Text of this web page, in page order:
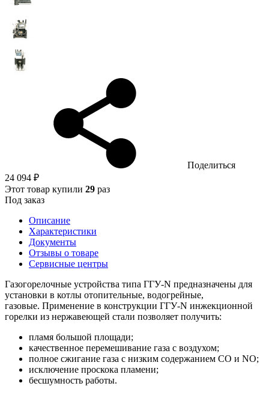
Поделиться
24 094 ₽
Этот товар купили 29 раз
Под заказ
Описание
Характеристики
Документы
Отзывы о товаре
Сервисные центры
Газогорелочные устройства типа ГГУ-N предназначены для
установки в котлы отопительные, водогрейные,
газовые. Применение в конструкции ГГУ-N инжекционной
горелки из нержавеющей стали позволяет получить:
пламя большой площади;
качественное перемешивание газа с воздухом;
полное сжигание газа с низким содержанием СО и NО;
исключение проскока пламени;
бесшумность работы.